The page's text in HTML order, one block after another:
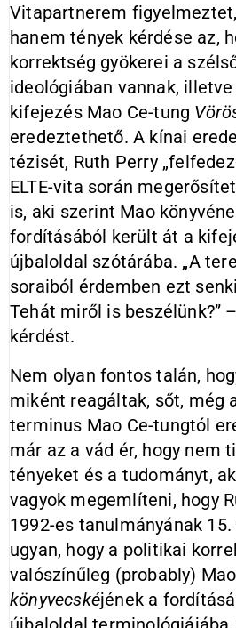
Vitapartnerem
hanem tények kérdése az,
korrektség gyökerei a
ideológiában vannak, illetve
kifejezés Mao Ce-tung
eredeztethető. A kínai
tézisét, Ruth Perry
ELTE-vita során
is, aki szerint Mao
fordításából került át a
újbaloldal szótárába. „A
soraiból érdemben ezt
Tehát miről is beszélünk?”
kérdést.
Nem olyan fontos talán,
miként reagáltak, sőt, még
terminus Mao Ce-tungtól
már az a vád ér, hogy nem
tényeket és a tudományt,
vagyok megemlíteni, hogy
1992-es tanulmányának
ugyan, hogy a politikai
valószínűleg (probably) Mao
könyvecskéjének a